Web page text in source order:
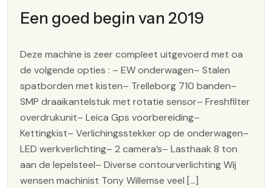
Een goed begin van 2019
Deze machine is zeer compleet uitgevoerd met oa
de volgende opties : – EW onderwagen– Stalen
spatborden met kisten– Trelleborg 710 banden–
SMP draaikantelstuk met rotatie sensor– Freshfilter
overdrukunit– Leica Gps voorbereiding–
Kettingkist– Verlichingsstekker op de onderwagen–
LED werkverlichting– 2 camera’s– Lasthaak 8 ton
aan de lepelsteel– Diverse contourverlichting Wij
wensen machinist Tony Willemse veel […]